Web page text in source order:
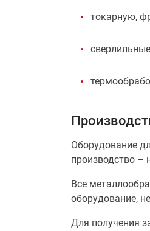
токарную,
Оборудование
производство –
Все
оборудование,
Для получения